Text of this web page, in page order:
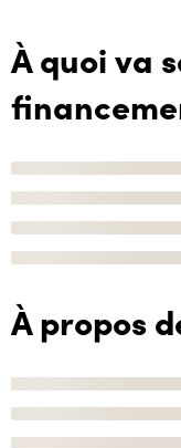
À quoi va
À propos